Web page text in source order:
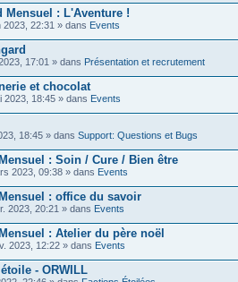
Mensuel : L'Aventure !
2023, 22:31 » dans Events
17:01 » dans Présentation et recrutement
et chocolat
2023, 18:45 » dans Events
18:45 » dans Support: Questions et Bugs
: Soin / Cure / Bien être
2023, 09:38 » dans Events
: office du savoir
2023, 20:21 » dans Events
: Atelier du père noël
2023, 12:22 » dans Events
- ORWILL